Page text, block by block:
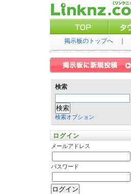
掲示板のトップへ｜
検索
検索オプション
ログイン
メールアドレス
パスワード